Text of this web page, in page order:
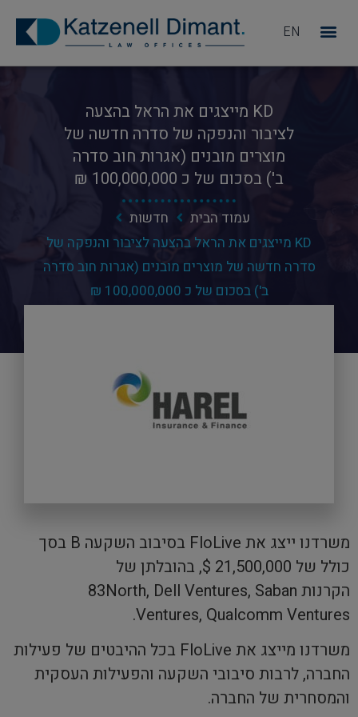
EN
KD מייצגים את הראל בהצעה
לציבור והנפקה של סדרה חדשה של
מוצרים מובנים (אגרות חוב סדרה
ב') בסכום של כ 100,000,000 ₪
עמוד הבית
חדשות
KD מייצגים את הראל בהצעה לציבור והנפקה של
סדרה חדשה של מוצרים מובנים (אגרות חוב סדרה
ב') בסכום של כ 100,000,000 ₪
משרדנו ייצג את FloLive בסיבוב השקעה B בסך
כולל של 21,500,000 $, בהובלתן של
הקרנות 83North, Dell Ventures, Saban
Ventures, Qualcomm Ventures.
משרדנו מייצג את FloLive בכל ההיבטים של פעילות
החברה, לרבות סיבובי השקעה והפעילות העסקית
והמסחרית של החברה.